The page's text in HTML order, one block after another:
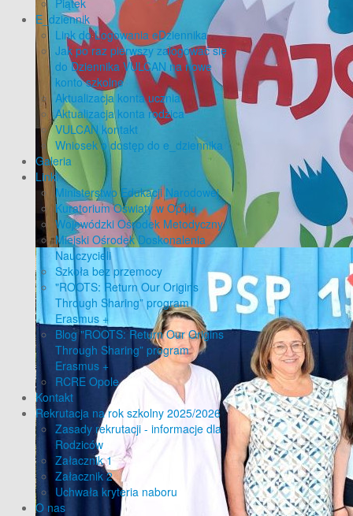
E_dziennik
Link do Logowania eDziennika
Jak po raz pierwszy zalogować się
do Dziennika VULCAN na nowe
konto szkolne
Aktualizacja konta ucznia
Aktualizacja konta rodzica
VULCAN kontakt
Wniosek o dostęp do e_dziennika
Galeria
Linki
Ministerstwo Edukacji Narodowej
Kuratorium Oświaty w Opolu
Wojewódzki Ośrodek Metodyczny
Miejski Ośrodek Doskonalenia
Nauczycieli
Szkoła bez przemocy
"ROOTS: Return Our Origins
Through Sharing” program
Erasmus +
Blog "ROOTS: Return Our Origins
Through Sharing” program
Erasmus +
RCRE Opole
Kontakt
Rekrutacja na rok szkolny 2025/2026
Zasady rekrutacji - informacje dla
Rodziców
Załacznik 1
Załacznik 2
Uchwała kryteria naboru
O nas